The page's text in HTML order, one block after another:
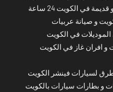
في الكويت 24 ساعة
و صيانة عربيات
في الكويت
افران غاز في الكويت
لسيارات فينشر الكويت
و بطارات سيارات بالكويت